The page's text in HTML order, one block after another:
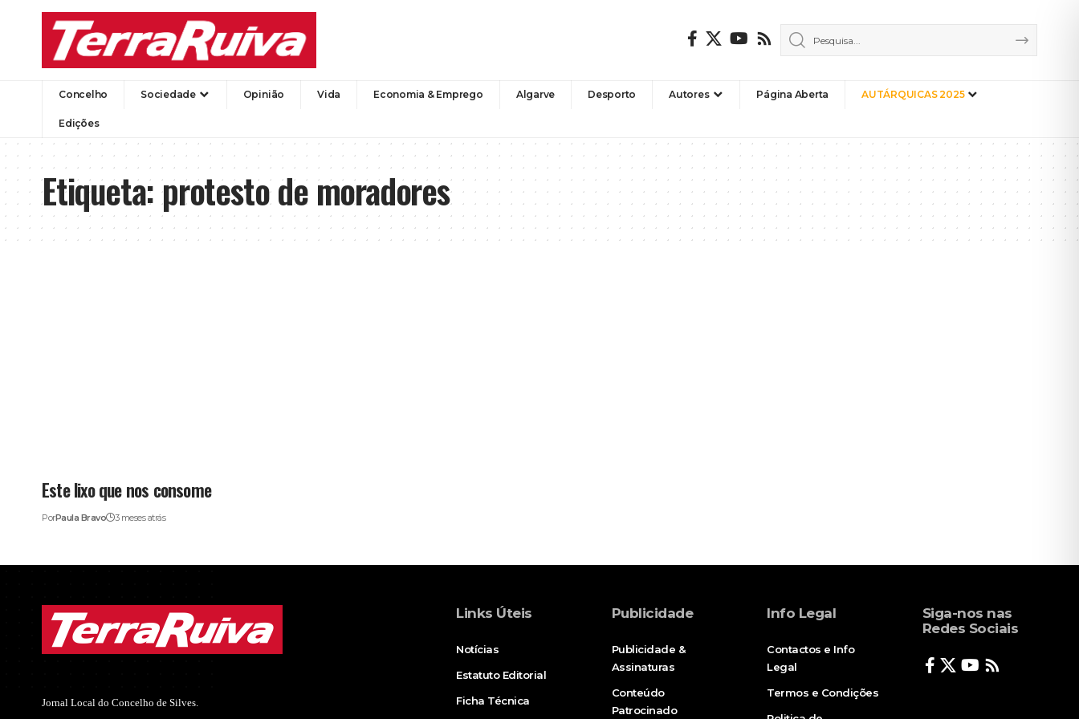
Concelho Sociedade Opinião Vida Economia & Emprego Algarve Desporto Autores Página Aberta AUTÁRQUICAS 2025
Edições
Etiqueta:protesto de moradores
Este lixo que nos consome
PorPaula Bravo 3 meses atrás
Jornal Local do Concelho de Silves.
Links Úteis
Notícias
Estatuto Editorial
Ficha Técnica
Publicidade
Publicidade &
Assinaturas
Conteúdo
Patrocinado
Info Legal
Contactos e Info
Legal
Termos e Condições
Siga-nos nas
Redes Sociais